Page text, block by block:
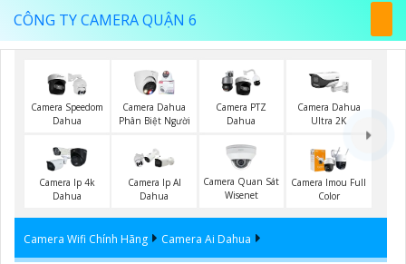
CÔNG TY CAMERA QUẬN 6
Camera Speedom
Dahua
Camera Dahua
Phân Biệt Người
Camera PTZ
Dahua
Camera Dahua
Ultra 2K
Camera Ip 4k
Dahua
Camera Ip AI
Dahua
Camera Quan Sát
Wisenet
Camera Imou Full
Color
Camera Wifi Chính Hãng Camera Ai Dahua